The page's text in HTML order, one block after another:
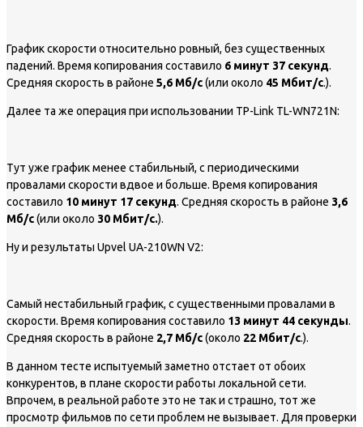
График скорости относительно ровный, без существенных
падений. Время копирования составило 6 минут 37 секунд.
Средняя скорость в районе 5,6 Мб/с(или около 45 Мбит/с.).
Далее та же операция при использовании TP-Link TL-WN721N:
Тут уже график менее стабильный, с периодическими
провалами скорости вдвое и больше. Время копирования
составило 10 минут 17 секунд. Средняя скорость в районе 3,6
Мб/с(или около 30 Мбит/с.).
Ну и результаты Upvel UA-210WN V2:
Самый нестабильный график, с существенными провалами в
скорости. Время копирования составило 13 минут 44 секунды.
Средняя скорость в районе 2,7 Мб/с(около 22 Мбит/с.).
В данном тесте испытуемый заметно отстает от обоих
конкурентов, в плане скорости работы локальной сети.
Впрочем, в реальной работе это не так и страшно, тот же
просмотр фильмов по сети проблем не вызывает. Для проверки